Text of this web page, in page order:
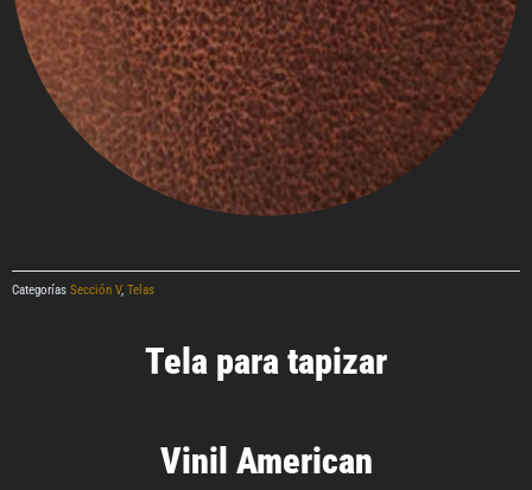
Categorías Sección V, Telas
Tela para tapizar
Vinil American